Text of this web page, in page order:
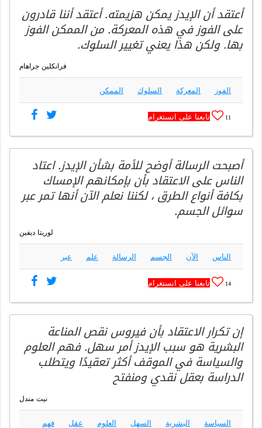
أعتقد أن الإيدز يمكن هزيمته. أعتقد أننا قادرون
على الفوز في هذه المعركة. من الممكن الفوز
بها. ولكن هذا يعني تغيير السلوك.
فرانكلين جراهام
الفوز المعركة السلوك الممكن
11 تابعنا على انستغرام
أصبحت الرسالة أوضح للأمة بشأن الإيدز. اعتاد
الناس على الاعتقاد بأن بإمكانهم الإمساك
بكافة أنواع الطرق ، لكننا نعلم الآن أنها تمر عبر
سوائل الجسم.
لوريتا ديفين
الناس الآن الجسم الرسالة علم عبر
14 تابعنا على انستغرام
إن تكرار الاعتقاد بأن فيروس نقص المناعة
البشرية هو سبب الإيدز أمر سهل. فهم العلوم
والسياسة في الموقف أكثر تعقيدًا ويتطلب
الدراسة بعقل نقدي ومنفتح
نيت مندل
السياسة البشرية السهل العلوم عقل
فهم